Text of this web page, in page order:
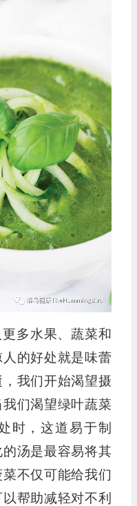
多水果、蔬菜和
的好处就是味蕾
我们开始渴望摄
们渴望绿叶蔬菜
时，这道易于制
汤是最容易将其
不仅可能给我们
帮助减轻对不利